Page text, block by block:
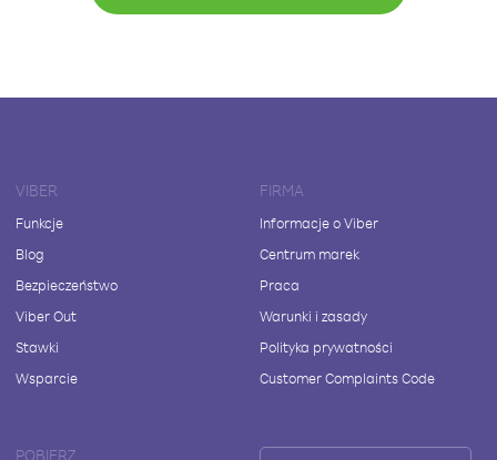
VIBER
Funkcje
Blog
Bezpieczeństwo
Viber Out
Stawki
Wsparcie
FIRMA
Informacje o Viber
Centrum marek
Praca
Warunki i zasady
Polityka prywatności
Customer Complaints Code
POBIERZ